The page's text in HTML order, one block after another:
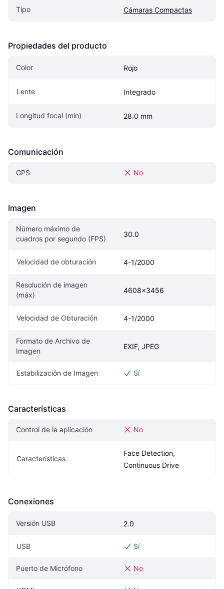
Tipo Cámaras Compactas
Propiedades del producto
Color Rojo
Lente Integrado
Longitud focal (mín) 28.0 mm
Comunicación
GPS No
Imagen
Número máximo de
cuadros por segundo (FPS)
30.0
Velocidad de obturación 4-1/2000
Resolución de imagen
(máx)
4608x3456
Velocidad de Obturación 4-1/2000
Formato de Archivo de
Imagen
EXIF, JPEG
Estabilización de Imagen Sí
Características
Control de la aplicación No
Características
Face Detection,
Continuous Drive
Conexiones
Versión USB 2.0
USB Sí
Puerto de Micrófono No